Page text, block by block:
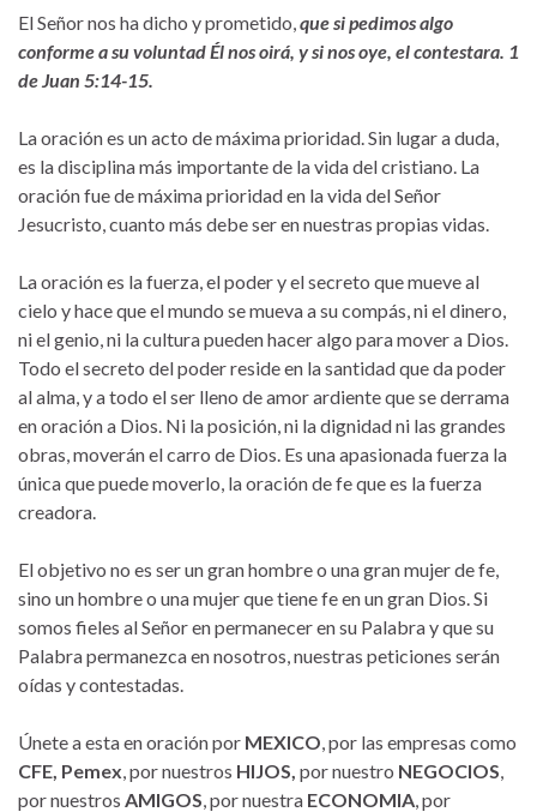
El Señor nos ha dicho y prometido, que si pedimos algo
conforme a su voluntad Él nos oirá, y si nos oye, el contestara. 1
de Juan 5:14-15.
La oración es un acto de máxima prioridad. Sin lugar a duda,
es la disciplina más importante de la vida del cristiano. La
oración fue de máxima prioridad en la vida del Señor
Jesucristo, cuanto más debe ser en nuestras propias vidas.
La oración es la fuerza, el poder y el secreto que mueve al
cielo y hace que el mundo se mueva a su compás, ni el dinero,
ni el genio, ni la cultura pueden hacer algo para mover a Dios.
Todo el secreto del poder reside en la santidad que da poder
al alma, y a todo el ser lleno de amor ardiente que se derrama
en oración a Dios. Ni la posición, ni la dignidad ni las grandes
obras, moverán el carro de Dios. Es una apasionada fuerza la
única que puede moverlo, la oración de fe que es la fuerza
creadora.
El objetivo no es ser un gran hombre o una gran mujer de fe,
sino un hombre o una mujer que tiene fe en un gran Dios. Si
somos fieles al Señor en permanecer en su Palabra y que su
Palabra permanezca en nosotros, nuestras peticiones serán
oídas y contestadas.
Únete a esta en oración por MEXICO , por las empresas como
CFE, Pemex , por nuestros HIJOS, por nuestro NEGOCIOS
por nuestros AMIGOS , por nuestra ECONOMIA , por